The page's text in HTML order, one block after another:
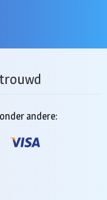
andere: